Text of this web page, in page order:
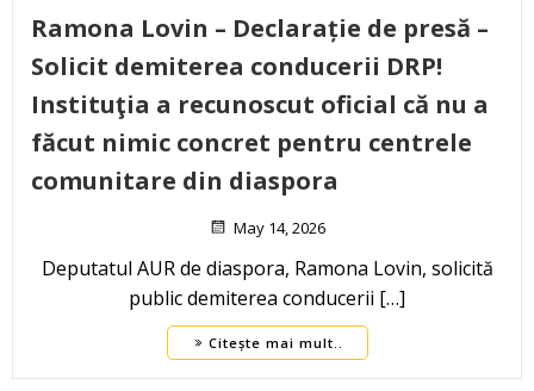
Ramona Lovin – Declarație de presă –
Solicit demiterea conducerii DRP!
Instituţia a recunoscut oficial că nu a
făcut nimic concret pentru centrele
comunitare din diaspora
May 14, 2026
Deputatul AUR de diaspora, Ramona Lovin, solicită
public demiterea conducerii […]
Citește mai mult..